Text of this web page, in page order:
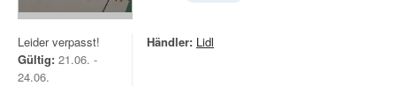
Leider verpasst!
Gültig: 21.06. -
24.06.
Händler: Lidl